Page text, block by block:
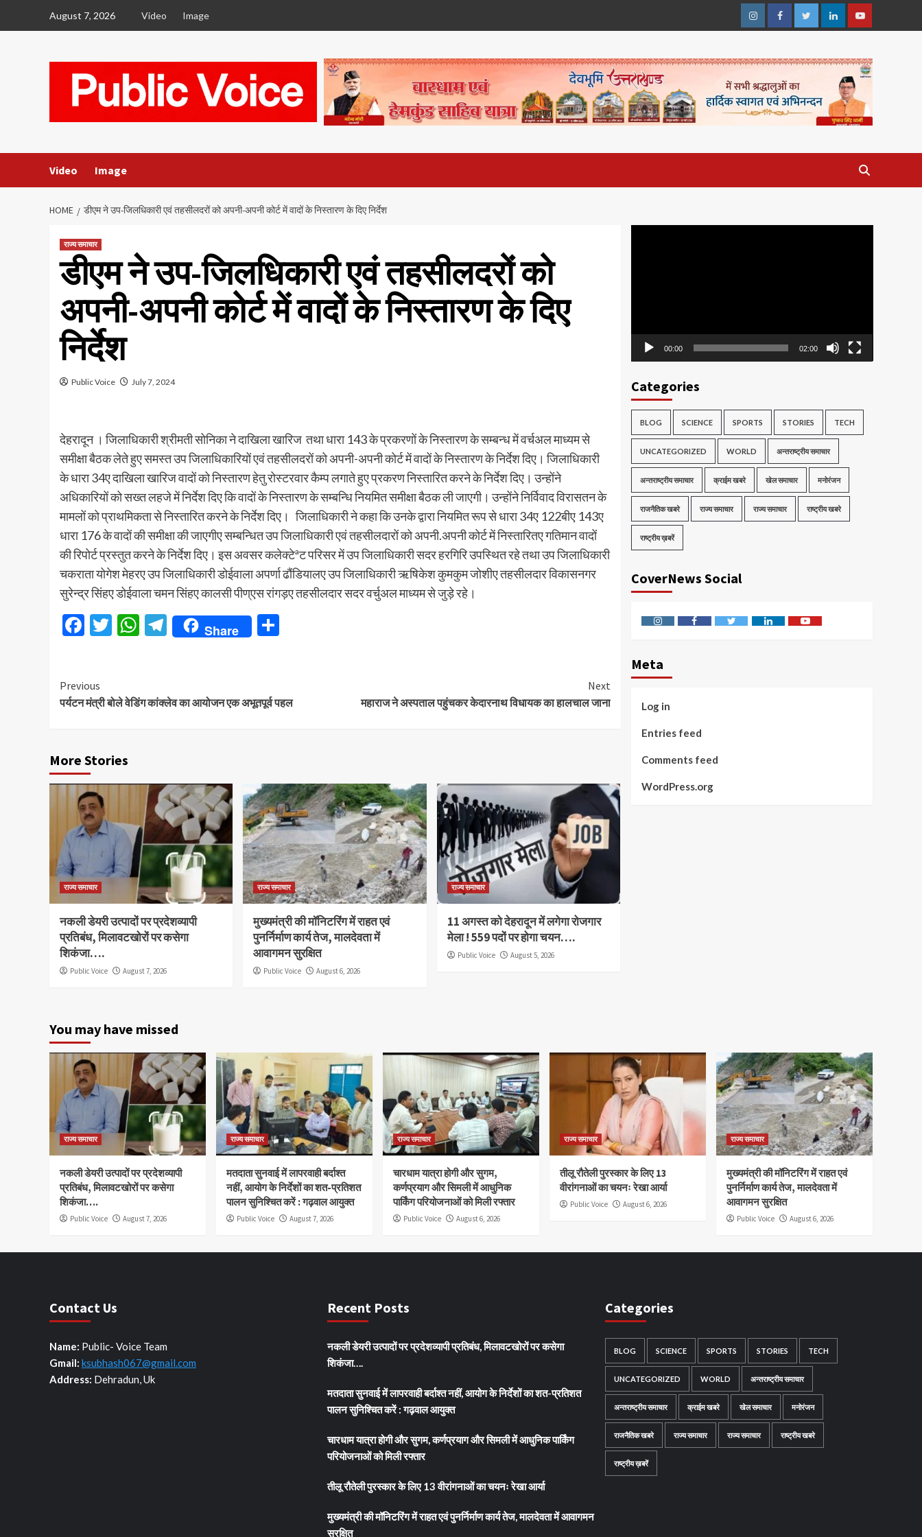
August 7, 2026 Video Image
InstagramFacebookTwitterLinkedinYoutube
Video Image
HOME डीएम ने उप-जिलधिकारी एवं तहसीलदरों को अपनी-अपनी कोर्ट में वादों के निस्तारण के दिए निर्देश
राज्य समाचार
डीएम ने उप-जिलधिकारी एवं तहसीलदरों को
अपनी-अपनी कोर्ट में वादों के निस्तारण के दिए
निर्देश
Public Voice July 7, 2024
देहरादून । जिलाधिकारी श्रीमती सोनिका ने दाखिला खारिज तथा धारा 143 के प्रकरणों के निस्तारण के सम्बन्ध में वर्चअल माध्यम से
समीक्षा बैठक लेते हुए समस्त उप जिलाधिकारियों एवं तहसीलदरों को अपनी-अपनी कोर्ट में वादों के निस्तारण के निर्देश दिए। जिलाधिकारी
के धारा 34ए दाखिला खारिज वादों को निस्तारण हेतु रोस्टरवार कैम्प लगाते हुए प्रकरण निस्तारित करने के निर्देश दिए। उन्होंने
अधिकारियों को सख्त लहजे में निर्देश दिए कि वादों के निस्तारण के सम्बन्धि नियमित समीक्षा बैठक ली जाएगी। उन्होंने निर्विवाद विरासतन के
मामलों को प्राथमिकता से निस्तारित करने के निर्देश दिए। जिलाधिकारी ने कहा कि उनके द्वारा नियमित रूप से धारा 34ए 122बीए 143ए
धारा 176 के वादों की समीक्षा की जाएगीए सम्बन्धित उप जिलाधिकारी एवं तहसीलदारों को अपनी.अपनी कोर्ट में निस्तारितए गतिमान वादों
की रिपोर्ट प्रस्तुत करने के निर्देश दिए। इस अवसर कलेक्टेªट परिसर में उप जिलाधिकारी सदर हरगिरि उपस्थित रहे तथा उप जिलाधिकारी
चकराता योगेश मेहरए उप जिलाधिकारी डोईवाला अपर्णा ढौंडियालए उप जिलाधिकारी ऋषिकेश कुमकुम जोशीए तहसीलदार विकासनगर
सुरेन्द्र सिंहए डोईवाला चमन सिंहए कालसी पीण्एस रांगड़ए तहसीलदार सदर वर्चुअल माध्यम से जुड़े रहे।
Facebook
Twitter
WhatsApp
Telegram
Share
Continue
Reading
Previous
पर्यटन मंत्री बोले वेडिंग कांक्लेव का आयोजन एक अभूतपूर्व पहल
Next
महाराज ने अस्पताल पहुंचकर केदारनाथ विधायक का हालचाल जाना
More Stories
राज्य समाचार
नकली डेयरी उत्पादों पर प्रदेशव्यापी
प्रतिबंध, मिलावटखोरों पर कसेगा
शिकंजा….
Public Voice August 7, 2026
राज्य समाचार
मुख्यमंत्री की मॉनिटरिंग में राहत एवं
पुनर्निर्माण कार्य तेज, मालदेवता में
आवागमन सुरक्षित
Public Voice August 6, 2026
राज्य समाचार
11 अगस्त को देहरादून में लगेगा रोजगार
मेला ! 559 पदों पर होगा चयन….
Public Voice August 5, 2026
00:00 02:00
Categories
BLOG SCIENCE SPORTS STORIES TECH
UNCATEGORIZED WORLD अन्तराष्ट्रीय समाचार
अन्तराष्ट्रीय समाचार क्राईम खबरे खेल समाचार मनोरंजन
राजनैतिक खबरे राज्य समाचार राज्य समाचार राष्ट्रीय खबरे
राष्ट्रीय ख़बरें
CoverNews Social
InstagramFacebookTwitter LinkedinYoutube
Meta
Log in
Entries feed
Comments feed
WordPress.org
You may have missed
राज्य समाचार
नकली डेयरी उत्पादों पर प्रदेशव्यापी
प्रतिबंध, मिलावटखोरों पर कसेगा
शिकंजा….
Public Voice August 7, 2026
राज्य समाचार
मतदाता सुनवाई में लापरवाही बर्दाश्त
नहीं, आयोग के निर्देशों का शत-प्रतिशत
पालन सुनिश्चित करें : गढ़वाल आयुक्त
Public Voice August 7, 2026
राज्य समाचार
चारधाम यात्रा होगी और सुगम,
कर्णप्रयाग और सिमली में आधुनिक
पार्किंग परियोजनाओं को मिली रफ्तार
Public Voice August 6, 2026
राज्य समाचार
तीलू रौतेली पुरस्कार के लिए 13
वीरांगनाओं का चयनः रेखा आर्या
Public Voice August 6, 2026
राज्य समाचार
मुख्यमंत्री की मॉनिटरिंग में राहत एवं
पुनर्निर्माण कार्य तेज, मालदेवता में
आवागमन सुरक्षित
Public Voice August 6, 2026
Contact Us
Name: Public- Voice Team
Gmail: ksubhash067@gmail.com
Address: Dehradun, Uk
Recent Posts
नकली डेयरी उत्पादों पर प्रदेशव्यापी प्रतिबंध, मिलावटखोरों पर कसेगा
शिकंजा….
मतदाता सुनवाई में लापरवाही बर्दाश्त नहीं, आयोग के निर्देशों का शत-प्रतिशत
पालन सुनिश्चित करें : गढ़वाल आयुक्त
चारधाम यात्रा होगी और सुगम, कर्णप्रयाग और सिमली में आधुनिक पार्किंग
परियोजनाओं को मिली रफ्तार
तीलू रौतेली पुरस्कार के लिए 13 वीरांगनाओं का चयनः रेखा आर्या
मुख्यमंत्री की मॉनिटरिंग में राहत एवं पुनर्निर्माण कार्य तेज, मालदेवता में आवागमन
सुरक्षित
Categories
BLOG SCIENCE SPORTS STORIES TECH
UNCATEGORIZED WORLD अन्तराष्ट्रीय समाचार
अन्तराष्ट्रीय समाचार क्राईम खबरे खेल समाचार मनोरंजन
राजनैतिक खबरे राज्य समाचार राज्य समाचार राष्ट्रीय खबरे
राष्ट्रीय ख़बरें